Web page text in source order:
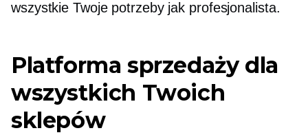
wszystkie Twoje potrzeby jak profesjonalista.
Platforma sprzedaży dla
wszystkich Twoich
sklepów